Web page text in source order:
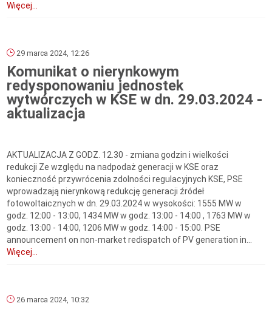
Więcej...
29 marca 2024, 12:26
Komunikat o nierynkowym
redysponowaniu jednostek
wytwórczych w KSE w dn. 29.03.2024 -
aktualizacja
AKTUALIZACJA Z GODZ. 12.30 - zmiana godzin i wielkości
redukcji Ze względu na nadpodaż generacji w KSE oraz
konieczność przywrócenia zdolności regulacyjnych KSE, PSE
wprowadzają nierynkową redukcję generacji źródeł
fotowoltaicznych w dn. 29.03.2024 w wysokości: 1555 MW w
godz. 12:00 - 13:00, 1434 MW w godz. 13:00 - 14:00 , 1763 MW w
godz. 13:00 - 14:00, 1206 MW w godz. 14:00 - 15:00. PSE
announcement on non-market redispatch of PV generation in...
Więcej...
26 marca 2024, 10:32